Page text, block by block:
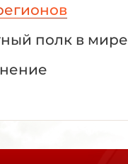
полк в мире